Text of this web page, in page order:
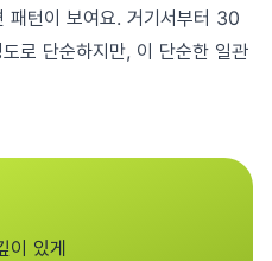
패턴이 보여요. 거기서부터 30
로 단순하지만, 이 단순한 일관
이 있게